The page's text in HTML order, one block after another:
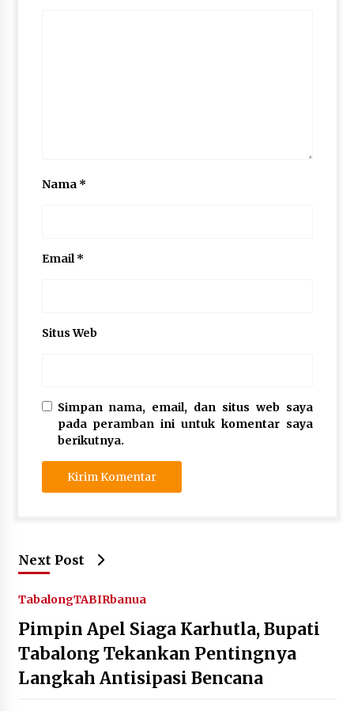
Nama *
Email *
Situs Web
Simpan nama, email, dan situs web saya
pada peramban ini untuk komentar saya
berikutnya.
Next Post
TabalongTABIRbanua
Pimpin Apel Siaga Karhutla, Bupati
Tabalong Tekankan Pentingnya
Langkah Antisipasi Bencana